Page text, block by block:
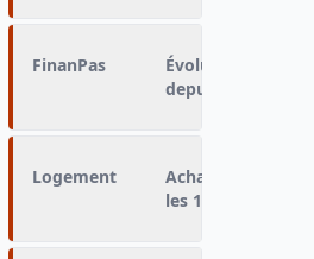
FinanPas
Évolution de la
depuis 12 mois
Logement
Achat ou
les 12 prochains